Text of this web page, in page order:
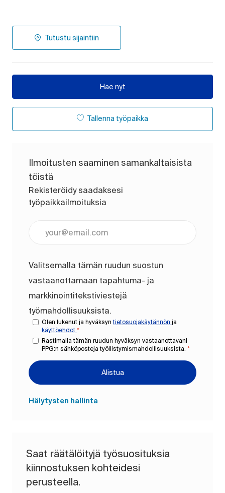
Tutustu sijaintiin
Hae nyt
Tallenna työpaikka
Ilmoitusten saaminen samankaltaisista
töistä
Rekisteröidy saadaksesi
työpaikkailmoituksia
Valitsemalla tämän ruudun suostun
vastaanottamaan tapahtuma- ja
markkinointitekstiviestejä
työmahdollisuuksista.
Olen lukenut ja hyväksyntietosuojakäytännön ja
käyttöehdot *
Rastimalla tämän ruudun hyväksyn vastaanottavani
PPG:n sähköposteja työllistymismahdollisuuksista. *
Alistua
Hälytysten hallinta
Saat räätälöityjä työsuosituksia
kiinnostuksen kohteidesi
perusteella.